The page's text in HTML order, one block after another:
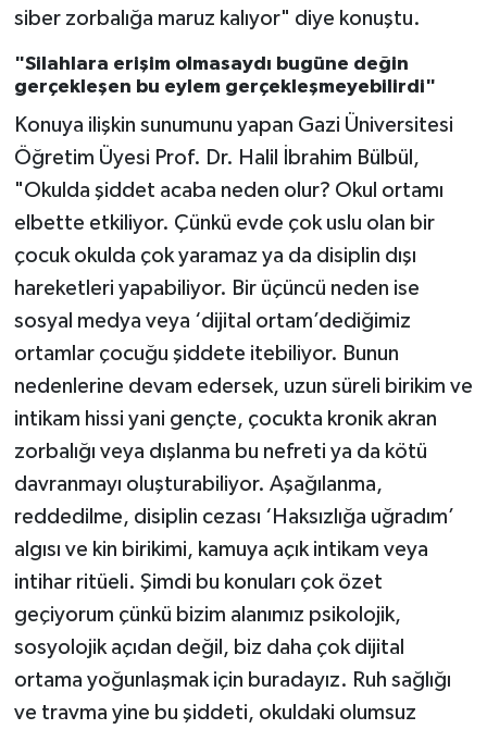
siber zorbalığa maruz kalıyor" diye konuştu.
"Silahlara erişim olmasaydı bugüne değin
gerçekleşen bu eylem gerçekleşmeyebilirdi"
Konuya ilişkin sunumunu yapan Gazi Üniversitesi
Öğretim Üyesi Prof. Dr. Halil İbrahim Bülbül,
"Okulda şiddet acaba neden olur? Okul ortamı
elbette etkiliyor. Çünkü evde çok uslu olan bir
çocuk okulda çok yaramaz ya da disiplin dışı
hareketleri yapabiliyor. Bir üçüncü neden ise
sosyal medya veya ‘dijital ortam’dediğimiz
ortamlar çocuğu şiddete itebiliyor. Bunun
nedenlerine devam edersek, uzun süreli birikim ve
intikam hissi yani gençte, çocukta kronik akran
zorbalığı veya dışlanma bu nefreti ya da kötü
davranmayı oluşturabiliyor. Aşağılanma,
reddedilme, disiplin cezası ‘Haksızlığa uğradım’
algısı ve kin birikimi, kamuya açık intikam veya
intihar ritüeli. Şimdi bu konuları çok özet
geçiyorum çünkü bizim alanımız psikolojik,
sosyolojik açıdan değil, biz daha çok dijital
ortama yoğunlaşmak için buradayız. Ruh sağlığı
ve travma yine bu şiddeti, okuldaki olumsuz